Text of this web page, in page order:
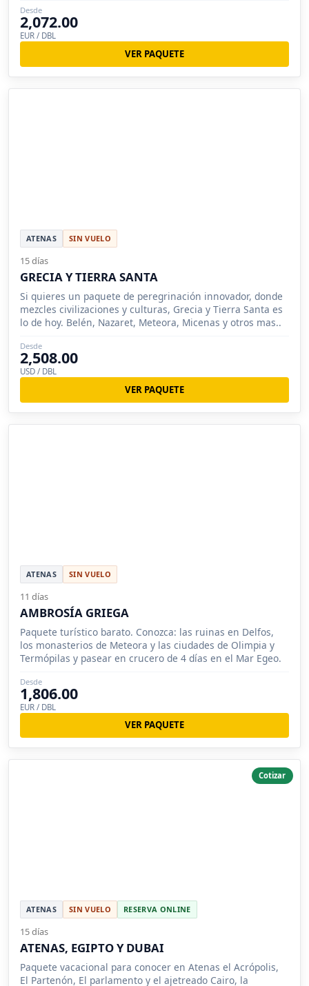
Desde
2,072.00
EUR / DBL
VER PAQUETE
ATENAS SIN VUELO
15 días
GRECIA Y TIERRA SANTA
Si quieres un paquete de peregrinación innovador, donde
mezcles civilizaciones y culturas, Grecia y Tierra Santa es
lo de hoy. Belén, Nazaret, Meteora, Micenas y otros mas..
Desde
2,508.00
USD / DBL
VER PAQUETE
ATENAS SIN VUELO
11 días
AMBROSÍA GRIEGA
Paquete turístico barato. Conozca: las ruinas en Delfos,
los monasterios de Meteora y las ciudades de Olimpia y
Termópilas y pasear en crucero de 4 días en el Mar Egeo.
Desde
1,806.00
EUR / DBL
VER PAQUETE
Cotizar
ATENAS SIN VUELO RESERVA ONLINE
15 días
ATENAS, EGIPTO Y DUBAI
Paquete vacacional para conocer en Atenas el Acrópolis,
El Partenón, El parlamento y el ajetreado Cairo, la